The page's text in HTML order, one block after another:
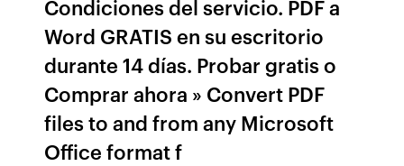
Condiciones del servicio. PDF a
Word GRATIS en su escritorio
durante 14 días. Probar gratis o
Comprar ahora » Convert PDF
files to and from any Microsoft
Office format f